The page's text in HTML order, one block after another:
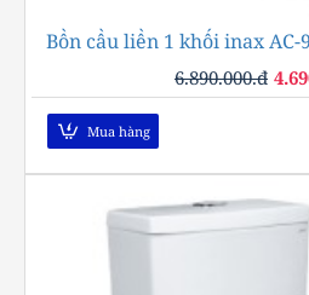
Bồn cầu liền 1 khối inax AC-
6.890.000.đ
Mua hàng